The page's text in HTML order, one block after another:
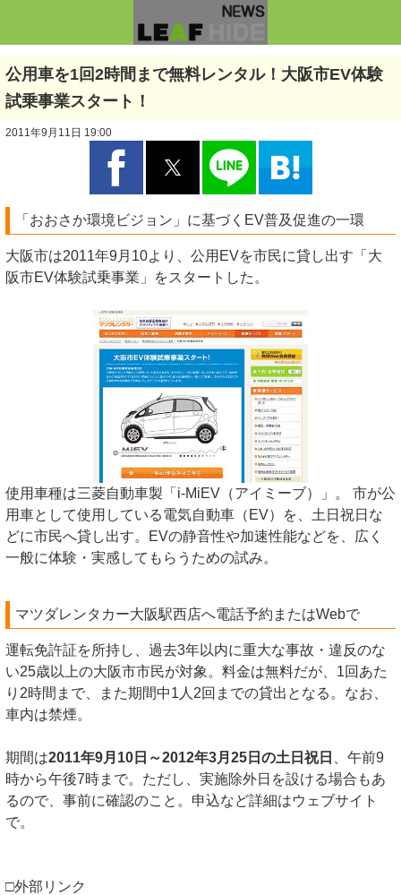
公用車を1回2時間まで無料レンタル！大阪市EV体験
試乗事業スタート！
2011年9月11日 19:00
「おおさか環境ビジョン」に基づくEV普及促進の一環
大阪市は2011年9月10より、公用EVを市民に貸し出す「大
阪市EV体験試乗事業」をスタートした。
使用車種は三菱自動車製「i-MiEV（アイミーブ）」。 市が公
用車として使用している電気自動車（EV）を、土日祝日な
どに市民へ貸し出す。EVの静音性や加速性能などを、広く
一般に体験・実感してもらうための試み。
マツダレンタカー大阪駅西店へ電話予約またはWebで
運転免許証を所持し、過去3年以内に重大な事故・違反のな
い25歳以上の大阪市市民が対象。料金は無料だが、1回あた
り2時間まで、また期間中1人2回までの貸出となる。なお、
車内は禁煙。
期間は2011年9月10日～2012年3月25日の土日祝日
、午前9
時から午後7時まで。ただし、実施除外日を設ける場合もあ
るので、事前に確認のこと。申込など詳細はウェブサイト
で。
□外部リンク